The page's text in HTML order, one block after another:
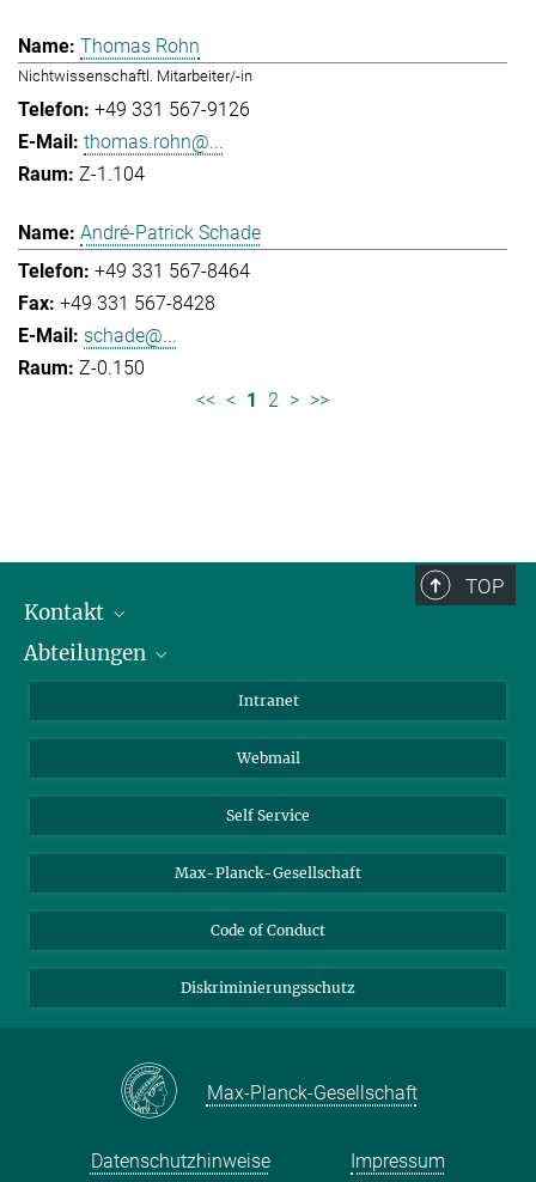
Thomas Rohn
Nichtwissenschaftl. Mitarbeiter/-in
+49 331 567-9126
thomas.rohn@...
Z-1.104
André-Patrick Schade
+49 331 567-8464
+49 331 567-8428
schade@...
Z-0.150
<< < 1 2 > >>
TOP
Kontakt
Mitarbeiterverzeichnis
Abteilungen
Biomolekulare Systeme
Kolloidchemie
Nachhaltige und Bio-inspirierte Materialien
Intranet
Webmail
Self Service
Max-Planck-Gesellschaft
Code of Conduct
Diskriminierungsschutz
Max-Planck-Gesellschaft
Datenschutzhinweise Impressum